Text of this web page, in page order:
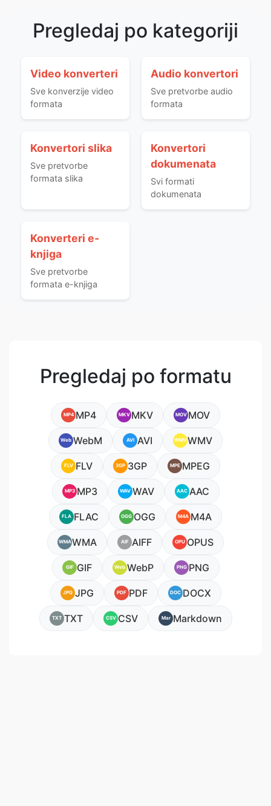
Pregledaj po kategoriji
Video konverteri
Sve konverzije video
formata
Audio konvertori
Sve pretvorbe audio
formata
Konvertori slika
Sve pretvorbe
formata slika
Konvertori
dokumenata
Svi formati
dokumenata
Konverteri e-
knjiga
Sve pretvorbe
formata e-knjiga
Pregledaj po formatu
MP4 MP4 MKV MKV MOV MOV
Web WebM AVI AVI WMVWMV
FLV FLV 3GP 3GP MPE MPEG
MP3 MP3 WAV WAV AAC AAC
FLA FLAC OGG OGG M4A M4A
WMAWMA AIF AIFF OPU OPUS
GIF GIF Web WebP PNG PNG
JPG JPG PDF PDF DOC DOCX
TXT TXT CSV CSV Mar Markdown